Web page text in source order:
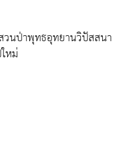
วนป่าพุทธอุทยานวิปัสสนา
หม่